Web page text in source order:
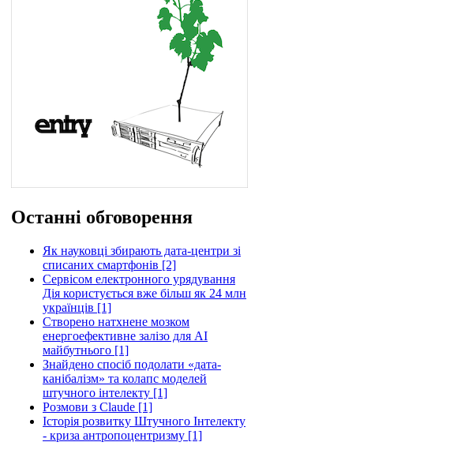
Останні обговорення
Як науковці збирають дата-центри зі
списаних смартфонів [2]
Сервісом електронного урядування
Дія користується вже більш як 24 млн
українців [1]
Створено натхнене мозком
енергоефективне залізо для AI
майбутнього [1]
Знайдено спосіб подолати «дата-
канібалізм» та колапс моделей
штучного інтелекту [1]
Розмови з Claude [1]
Історія розвитку Штучного Інтелекту
- криза антропоцентризму [1]